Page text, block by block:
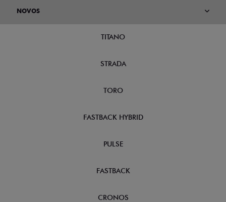
NOVOS
TITANO
STRADA
TORO
FASTBACK HYBRID
PULSE
FASTBACK
CRONOS